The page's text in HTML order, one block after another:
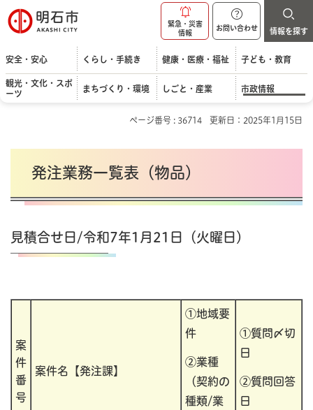
明石市
緊急・災害
情報
お問い合わせ 情報を探す
安全・安心 くらし・手続き 健康・医療・福祉 子ども・教育
観光・文化・スポ
ーツ
まちづくり・環境 しごと・産業 市政情報
ページ番号 : 36714 更新日：2025年1月15日
発注業務一覧表（物品）
見積合せ日/令和7年1月21日（火曜日）
案
件
番
号
案件名【発注課】
①地域要
件
②業種
（契約の
種類/業
①質問〆切
日
②質問回答
日